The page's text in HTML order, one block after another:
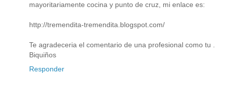
mayoritariamente cocina y punto de cruz, mi enlace es:
http://tremendita-tremendita.blogspot.com/
Te agradeceria el comentario de una profesional como tu .
Biquiños
Responder